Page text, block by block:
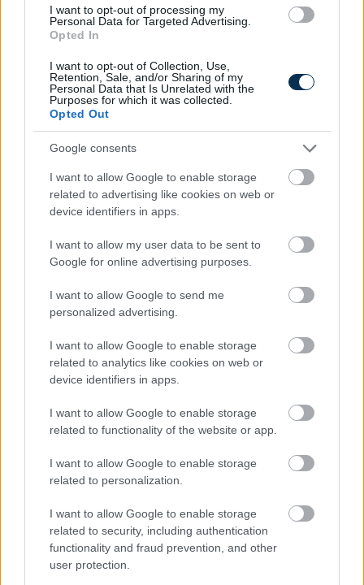
I want to opt-out of processing my
Personal Data for Targeted Advertising.
Opted In
I want to opt-out of Collection, Use,
Retention, Sale, and/or Sharing of my
Personal Data that Is Unrelated with the
Purposes for which it was collected.
Opted Out
Google consents
I want to allow Google to enable storage
related to advertising like cookies on web or
device identifiers in apps.
I want to allow my user data to be sent to
Google for online advertising purposes.
I want to allow Google to send me
personalized advertising.
I want to allow Google to enable storage
related to analytics like cookies on web or
device identifiers in apps.
I want to allow Google to enable storage
related to functionality of the website or app.
I want to allow Google to enable storage
related to personalization.
I want to allow Google to enable storage
related to security, including authentication
functionality and fraud prevention, and other
user protection.
meghozatalának napján csecsemőgondozási
díjban, gyermekgondozási díjban részesül,
társadalombiztosítási kifizetőhelyet
működtető foglalkoztató vagy a
kormányhivatal által kiállított
dokumentummal igazolnia kell.
A támogatás folyósítása
A jogosultság megállapítása esetén a
kiadását követő 13 napon belül intézkedik a
támogatás határozattal megállapított
összegének az ügyfél kérelmében megjelölt
belföldi pénzforgalmi szolgáltatónál vezetett
fizetési számlára utalásáról.
A vonatkozó kormányrendelet alapján a